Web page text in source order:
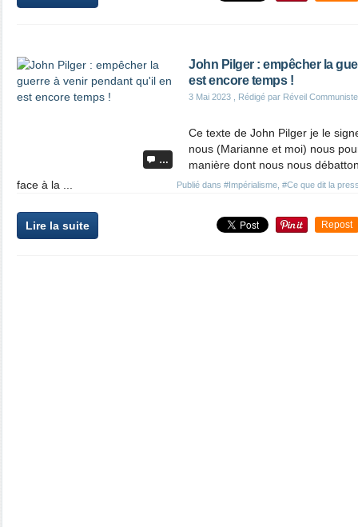
…
John Pilger : empêcher la
est encore temps !
3 Mai 2023 , Rédigé par Réveil Communiste
Publié dans #Impérialisme #Ce que dit la
Ce texte de John Pilger je le
nous (Marianne et moi) nous
manière dont nous nous
face à la ...
Lire la suite Repost